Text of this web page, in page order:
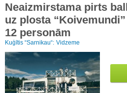
Neaizmirstama pirts
uz plosta
12 personām
Kuģītis “Sarnikau“: Vidzeme